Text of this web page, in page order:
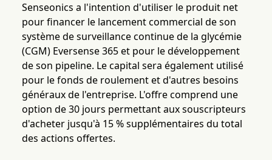
Senseonics a l'intention d'utiliser le produit net
pour financer le lancement commercial de son
système de surveillance continue de la glycémie
(CGM) Eversense 365 et pour le développement
de son pipeline. Le capital sera également utilisé
pour le fonds de roulement et d'autres besoins
généraux de l'entreprise. L'offre comprend une
option de 30 jours permettant aux souscripteurs
d'acheter jusqu'à 15 % supplémentaires du total
des actions offertes.